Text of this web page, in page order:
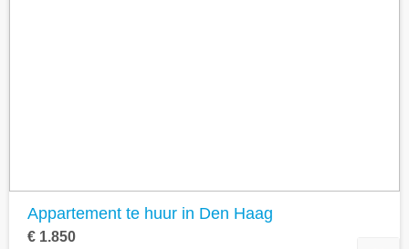
Appartement te huur in Den Haag
€ 1.850